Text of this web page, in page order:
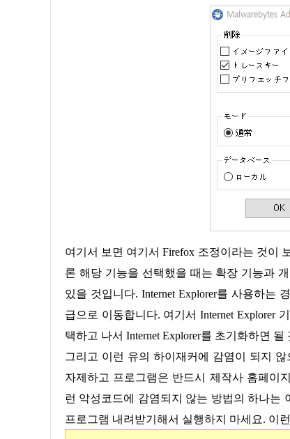
여기서 보면 여기서 Firefox 조정이라는 것이 보일 것입니다. 여기서 Firefox 새로 설정이라는 것을 눌러주면 됩니다. 물
론 해당 기능을 선택했을 때는 확장 기능과
있을 것입니다. Internet Explorer를 사용하는
급으로 이동합니다. 여기서 Internet Explorer
택하고 나서 Internet Explorer를 초기화하면 될
그리고 이런 유의 하이재커에 감염이 되지
자제하고 프로그램은 반드시 제작사 홈페이
런 악성코드에 감염되지 않는 방법의 하나는
프로그램 내려받기해서 실행하지 마세요. 이